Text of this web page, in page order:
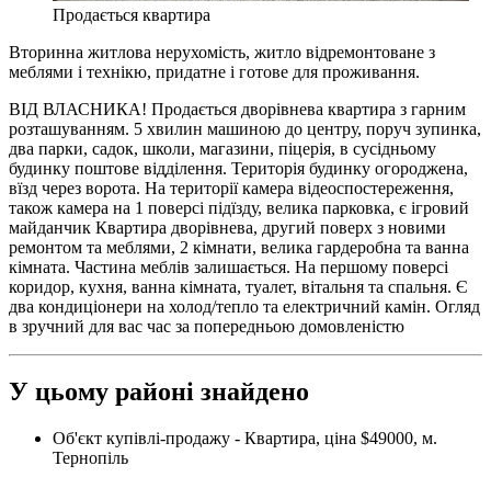
Продається квартира
Вторинна житлова нерухомість, житло відремонтоване з
меблями і технікю, придатне і готове для проживання.
ВІД ВЛАСНИКА! Продається дворівнева квартира з гарним
розташуванням. 5 хвилин машиною до центру, поруч зупинка,
два парки, садок, школи, магазини, піцерія, в сусідньому
будинку поштове відділення. Територія будинку огороджена,
вїзд через ворота. На території камера відеоспостереження,
також камера на 1 поверсі підїзду, велика парковка, є ігровий
майданчик Квартира дворівнева, другий поверх з новими
ремонтом та меблями, 2 кімнати, велика гардеробна та ванна
кімната. Частина меблів залишається. На першому поверсі
коридор, кухня, ванна кімната, туалет, вітальня та спальня. Є
два кондиціонери на холод/тепло та електричний камін. Огляд
в зручний для вас час за попередньою домовленістю
У цьому районі знайдено
Об'єкт купівлі-продажу - Квартира, ціна $49000, м.
Тернопіль